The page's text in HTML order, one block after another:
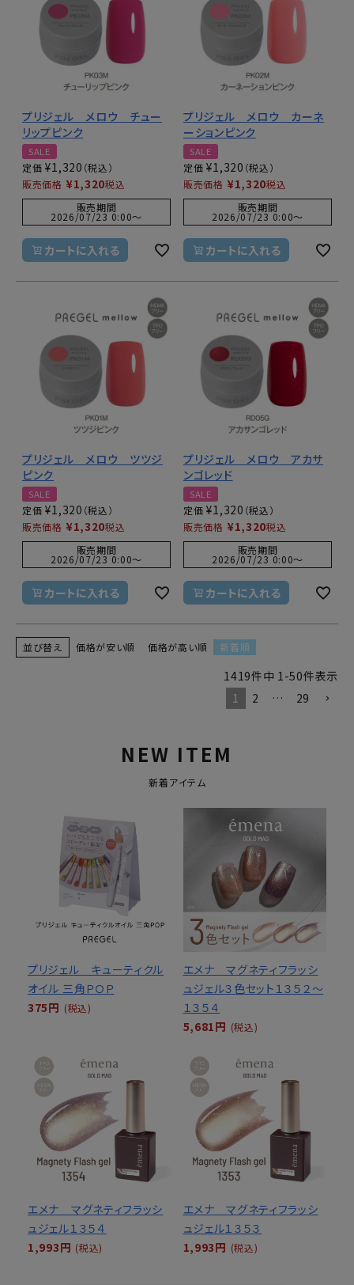
プリジェル メロウ チュー
リップピンク
SALE
定価 ¥1,320
販売価格 ¥1,320税込
販売期間
2026/07/23 0:00〜
カートに入れる
プリジェル メロウ カーネ
ーションピンク
SALE
定価 ¥1,320
販売価格 ¥1,320税込
販売期間
2026/07/23 0:00〜
カートに入れる
プリジェル メロウ ツツジ
ピンク
SALE
定価 ¥1,320
販売価格 ¥1,320税込
販売期間
2026/07/23 0:00〜
カートに入れる
プリジェル メロウ アカサ
ンゴレッド
SALE
定価 ¥1,320
販売価格 ¥1,320税込
販売期間
2026/07/23 0:00〜
カートに入れる
並び替え 価格が安い順 価格が高い順 新着順
1419件中 1 -50件表示
1
2 … 29
NEW ITEM
新着アイテム
プリジェル キューティクル
オイル 三角ＰＯＰ
375円 (税込)
エメナ マグネティフラッシ
ュジェル３色セット１３５２～
１３５４
5,681円 (税込)
エメナ マグネティフラッシ
ュジェル１３５４
1,993円 (税込)
エメナ マグネティフラッシ
ュジェル１３５３
1,993円 (税込)